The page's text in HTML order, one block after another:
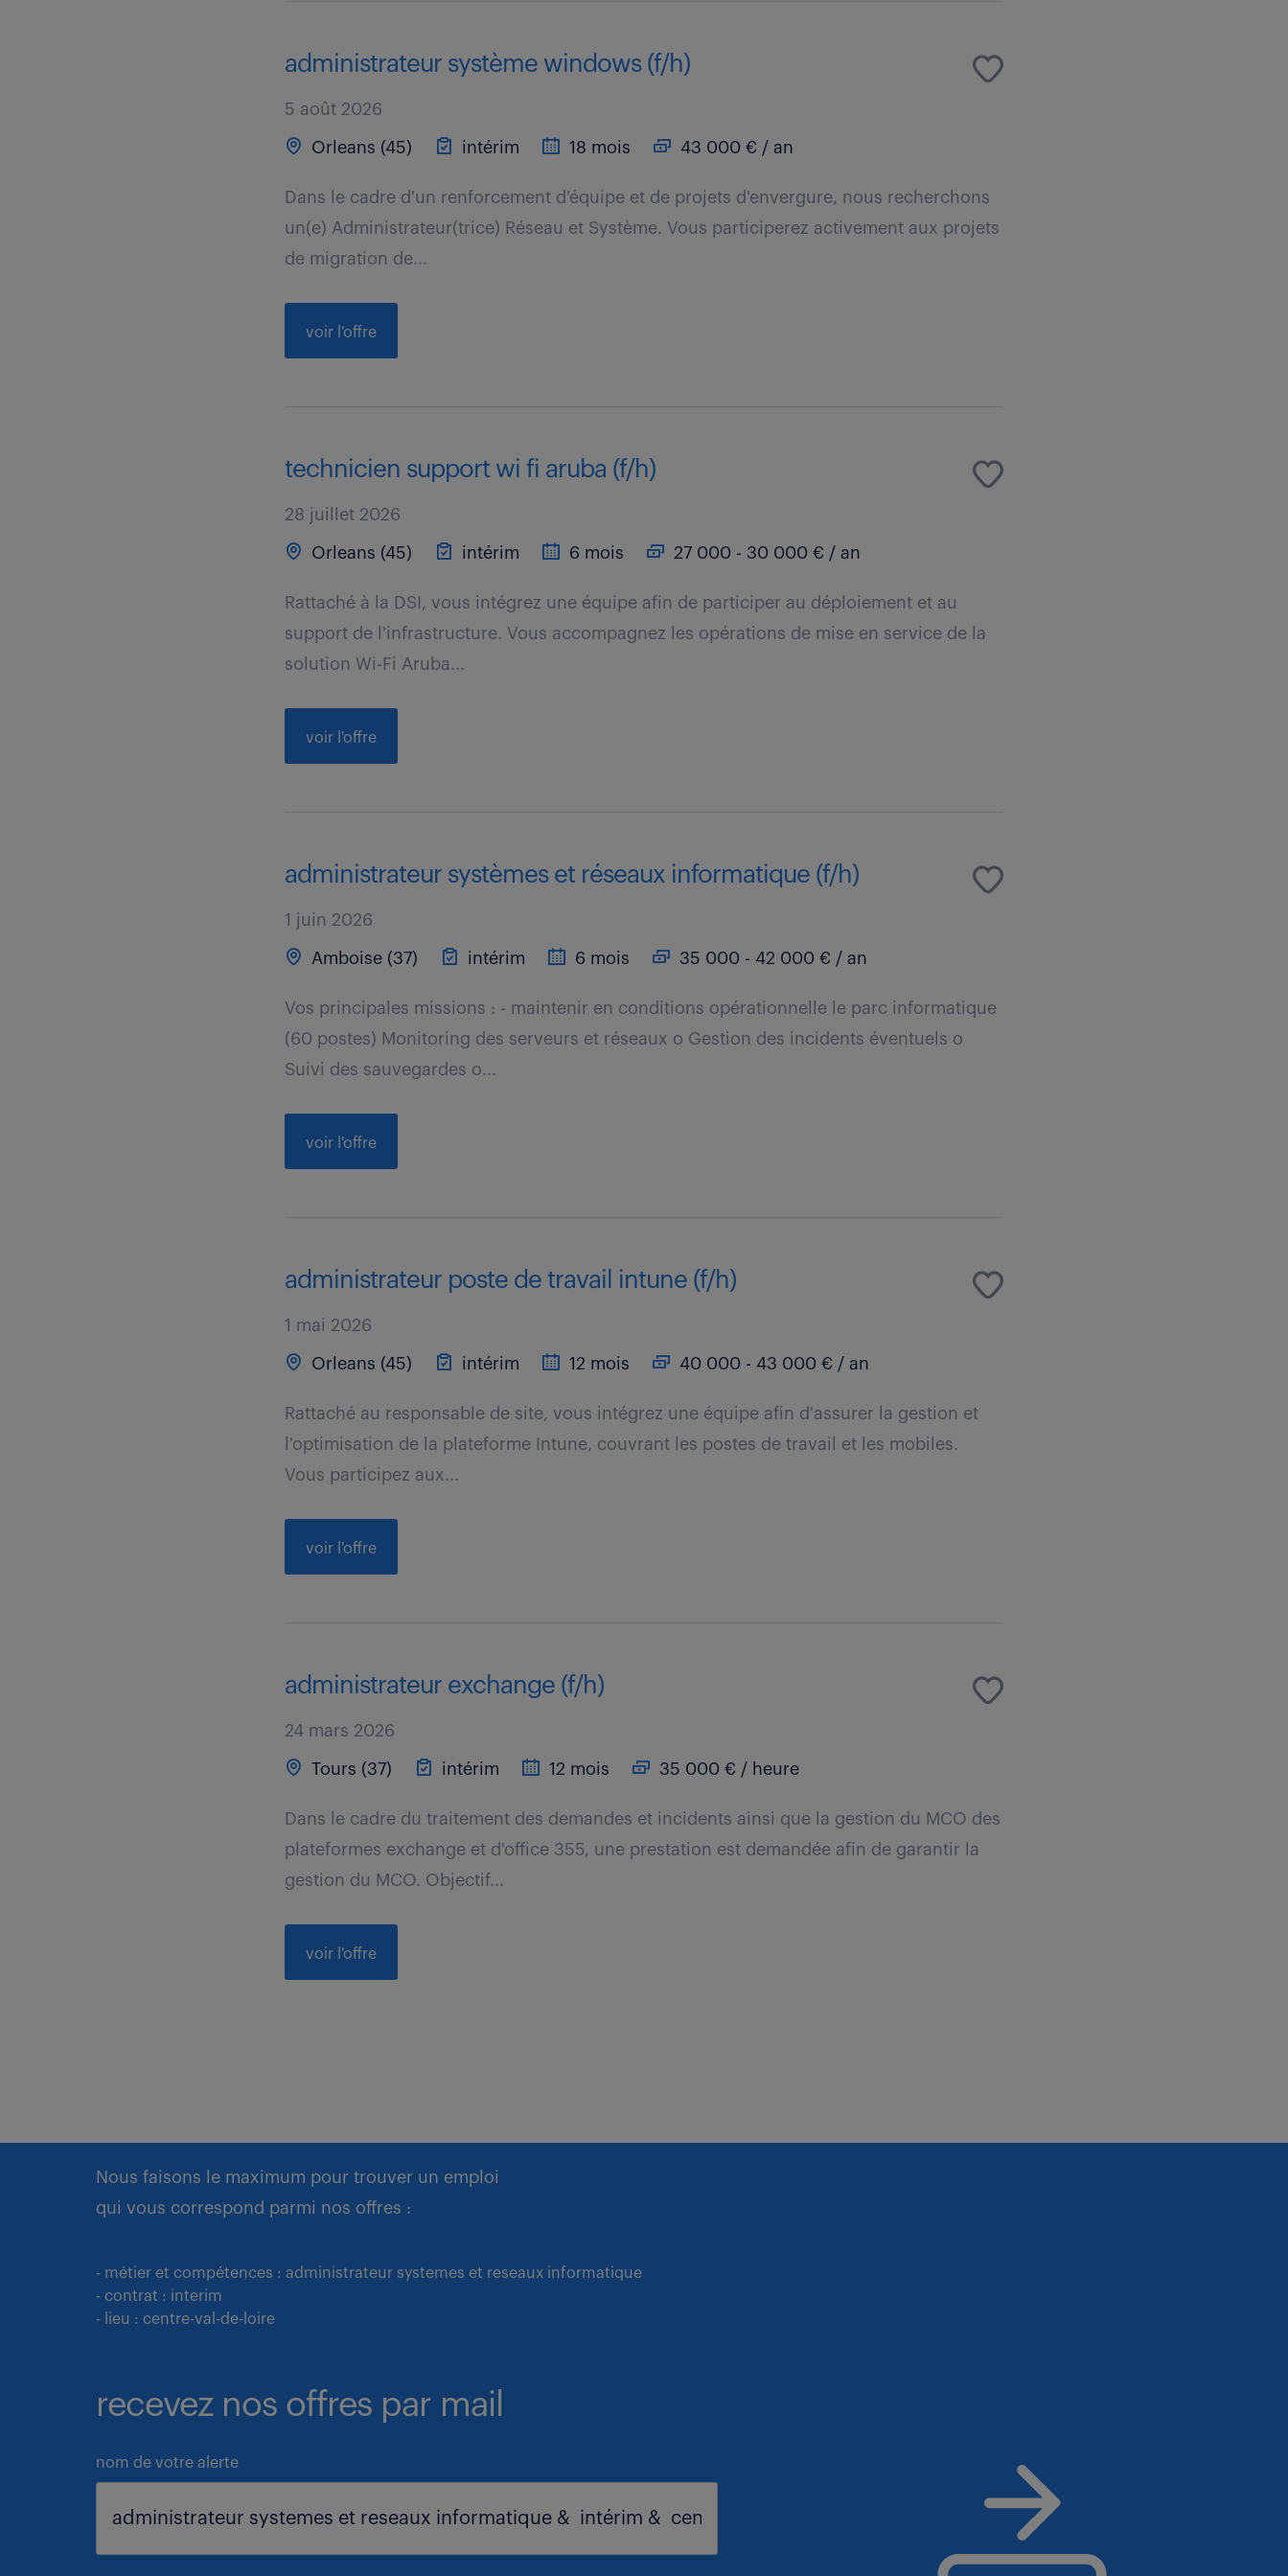
administrateur système windows (f/h)
5 août 2026
Orleans (45) intérim 18 mois 43 000 € / an
Dans le cadre d'un renforcement d'équipe et de projets d'envergure, nous recherchons
un(e) Administrateur(trice) Réseau et Système. Vous participerez activement aux projets
de migration de...
voir l'offre
technicien support wi fi aruba (f/h)
28 juillet 2026
Orleans (45) intérim 6 mois 27 000 - 30 000 € / an
Rattaché à la DSI, vous intégrez une équipe afin de participer au déploiement et au
support de l'infrastructure. Vous accompagnez les opérations de mise en service de la
solution Wi-Fi Aruba...
voir l'offre
administrateur systèmes et réseaux informatique (f/h)
1 juin 2026
Amboise (37) intérim 6 mois 35 000 - 42 000 € / an
Vos principales missions : - maintenir en conditions opérationnelle le parc informatique
(60 postes) Monitoring des serveurs et réseaux o Gestion des incidents éventuels o
Suivi des sauvegardes o...
voir l'offre
administrateur poste de travail intune (f/h)
1 mai 2026
Orleans (45) intérim 12 mois 40 000 - 43 000 € / an
Rattaché au responsable de site, vous intégrez une équipe afin d'assurer la gestion et
l'optimisation de la plateforme Intune, couvrant les postes de travail et les mobiles.
Vous participez aux...
voir l'offre
administrateur exchange (f/h)
24 mars 2026
Tours (37) intérim 12 mois 35 000 € / heure
Dans le cadre du traitement des demandes et incidents ainsi que la gestion du MCO des
plateformes exchange et d'office 355, une prestation est demandée afin de garantir la
gestion du MCO. Objectif...
voir l'offre
Nous faisons le maximum pour trouver un emploi
qui vous correspond parmi nos offres :
- métier et compétences : administrateur systemes et reseaux informatique
- contrat : interim
- lieu : centre-val-de-loire
recevez nos offres par mail
nom de votre alerte